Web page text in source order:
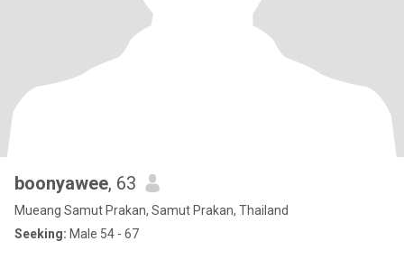
boonyawee, 63
Mueang Samut Prakan, Samut Prakan, Thailand
Seeking: Male 54 - 67